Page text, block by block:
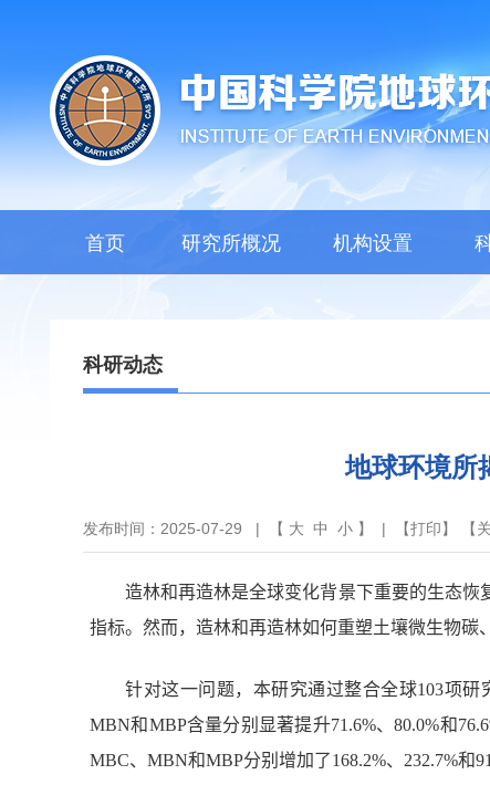
首页 研究所概况 机构设置
科研动态
地球环境所
发布时间：2025-07-29 | 【 大 中 小 】 | 【打印】 【
造林和再造林是全球变化背景下重要的生态恢
指标。然而，造林和再造林如何重塑土壤微生物碳
针对这一问题，本研究通过整合全球103项研
MBN和MBP含量分别显著提升71.6%、80.0%和
MBC、 MBN和MBP分别增加了168.2%、 232.7%和